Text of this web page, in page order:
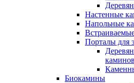
Настенные
Напольные
Порталы для
каминов
Биокамины